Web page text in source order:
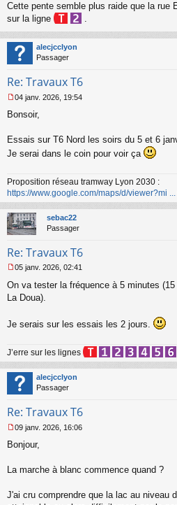
e
s
a
g
e
o
l
u
Cette pente semble plus raide que la rue
sur la ligne
.
alecjcclyon
Passager
Re: Travaux T6
e
s
g
n
o
n
l
u
04 janv. 2026, 19:54
Bonsoir,
Essais sur T6 Nord les soirs du 5 et 6
Je serai dans le coin pour voir ça
Proposition réseau tramway Lyon 2030 :
https://www.google.com/maps/d/viewer?mi ...
sebac22
Passager
Re: Travaux T6
e
s
g
n
n
l
u
05 janv. 2026, 02:41
On va tester la fréquence à 5 minutes
La Doua).
Je serais sur les essais les 2 jours.
J’erre sur les lignes
alecjcclyon
Passager
Re: Travaux T6
e
s
e
09 janv. 2026, 16:06
Bonjour,
La marche à blanc commence quand ?
J'ai cru comprendre que la lac au niveau